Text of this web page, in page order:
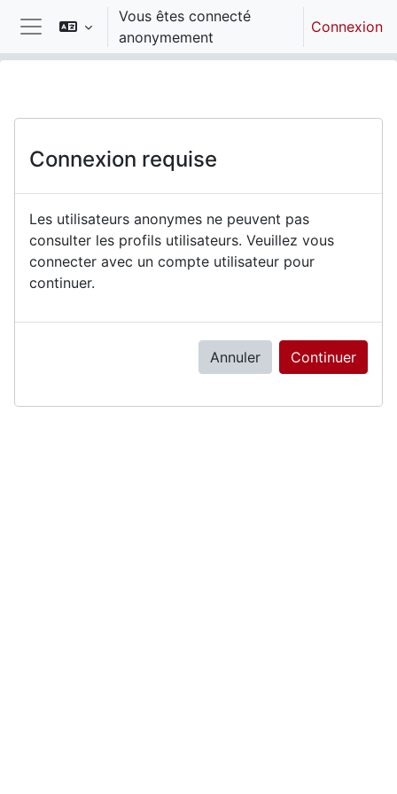
Passer au contenu principal
Panneau latéral
Vous êtes connecté
anonymement
Connexion
Connexion requise
Les utilisateurs anonymes ne peuvent pas
consulter les profils utilisateurs. Veuillez vous
connecter avec un compte utilisateur pour
continuer.
Annuler Continuer